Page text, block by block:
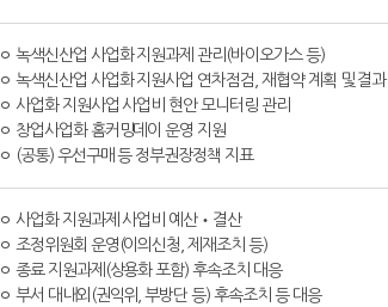
ㅇ 녹색신산업 사업화 지원과제 관리(바이오가스 등)
ㅇ 녹색신산업 사업화 지원사업 연차점검, 재협약 계획 및 결과
ㅇ 사업화 지원사업 사업비 현안 모니터링 관리
ㅇ 창업사업화 홈커밍데이 운영 지원
ㅇ (공통) 우선구매 등 정부권장정책 지표
ㅇ 사업화 지원과제 사업비 예산‧결산
ㅇ 조정위원회 운영(이의신청, 제재조치 등)
ㅇ 종료 지원과제(상용화 포함) 후속조치 대응
ㅇ 부서 대내외(권익위, 부방단 등) 후속조치 등 대응